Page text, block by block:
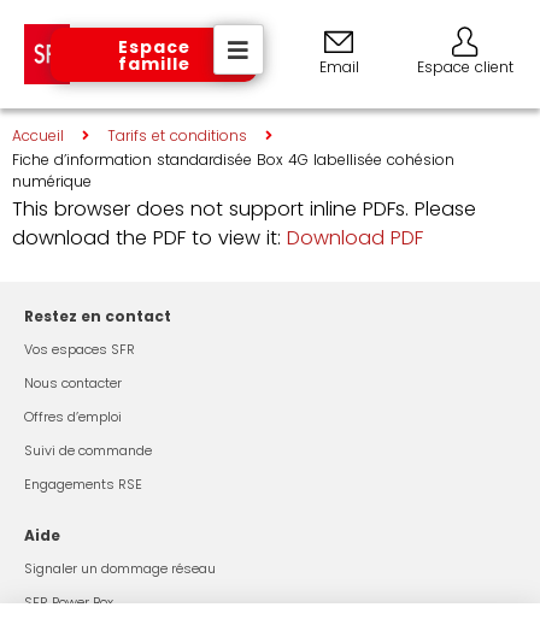
Espace
famille Email Espace client
Accueil
Tarifs et conditions
Fiche d’information standardisée Box 4G labellisée cohésion
numérique
This browser does not support inline PDFs. Please
download the PDF to view it: Download PDF
Restez en contact
Vos espaces SFR
Nous contacter
Offres d’emploi
Suivi de commande
Engagements RSE
Aide
Signaler un dommage réseau
SFR Power Box